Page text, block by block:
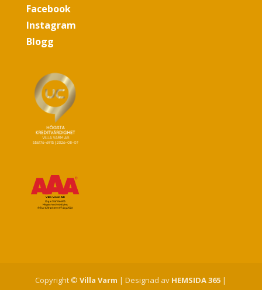
Facebook
Instagram
Blogg
Copyright ©Villa Varm | Designad av HEMSIDA 365 |